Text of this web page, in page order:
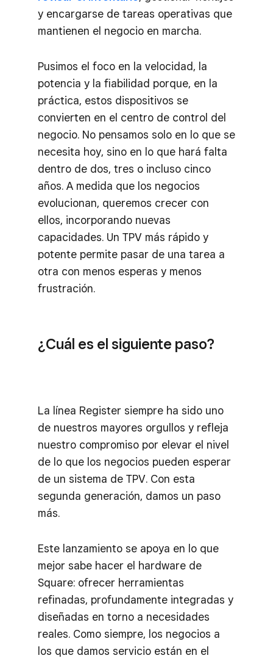
y encargarse de tareas operativas que
mantienen el negocio en marcha.
Pusimos el foco en la velocidad, la
potencia y la fiabilidad porque, en la
práctica, estos dispositivos se
convierten en el centro de control del
negocio. No pensamos solo en lo que se
necesita hoy, sino en lo que hará falta
dentro de dos, tres o incluso cinco
años. A medida que los negocios
evolucionan, queremos crecer con
ellos, incorporando nuevas
capacidades. Un TPV más rápido y
potente permite pasar de una tarea a
otra con menos esperas y menos
frustración.
¿Cuál es el siguiente paso?
La línea Register siempre ha sido uno
de nuestros mayores orgullos y refleja
nuestro compromiso por elevar el nivel
de lo que los negocios pueden esperar
de un sistema de TPV. Con esta
segunda generación, damos un paso
más.
Este lanzamiento se apoya en lo que
mejor sabe hacer el hardware de
Square: ofrecer herramientas
refinadas, profundamente integradas y
diseñadas en torno a necesidades
reales. Como siempre, los negocios a
los que damos servicio están en el